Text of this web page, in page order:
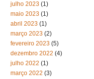
julho 2023 (1)
maio 2023 (1)
abril 2023 (1)
março 2023 (2)
fevereiro 2023 (5)
dezembro 2022 (4)
julho 2022 (1)
março 2022 (3)